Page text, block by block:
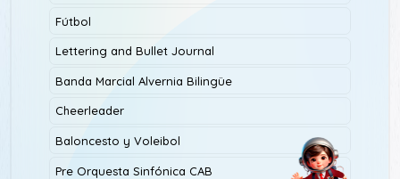
Fútbol
Lettering and Bullet Journal
Banda Marcial Alvernia Bilingüe
Cheerleader
Baloncesto y Voleibol
Pre Orquesta Sinfónica CAB